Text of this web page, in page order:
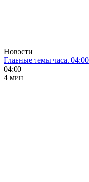
Новости
Главные темы часа. 04:00
04:00
4 мин